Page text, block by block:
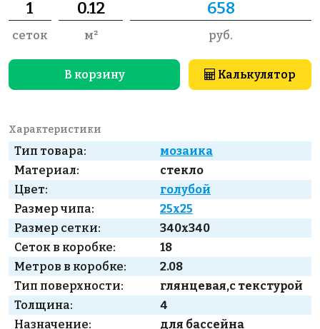
сеток м² руб.
В корзину Калькулятор
Характеристики
Тип товара:
мозаика
Материал:
стекло
Цвет:
голубой
Размер чипа:
25x25
Размер сетки:
340x340
Сеток в коробке:
18
Метров в коробке:
2.08
Тип поверхности:
глянцевая,с текстурой
Толщина:
4
Назначение:
для бассейна